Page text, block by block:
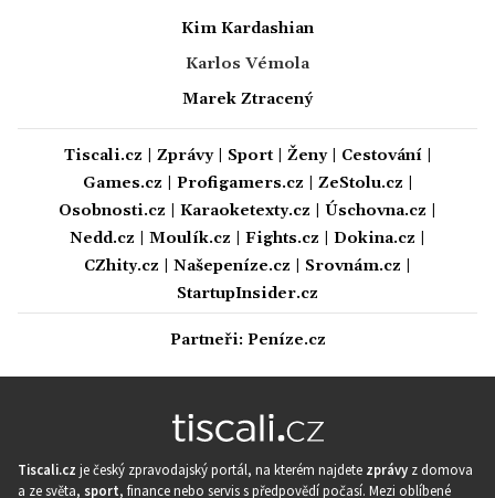
Kim Kardashian
Karlos Vémola
Marek Ztracený
Tiscali.cz Zprávy| Sport| Ženy| Cestování|
Games.cz
Profigamers.cz ZeStolu.cz
Osobnosti.cz
Karaoketexty.cz Úschovna.cz
Nedd.cz
Moulík.cz Fights.cz Dokina.cz
CZhity.cz
Našepeníze.cz Srovnám.cz
StartupInsider.cz
Partneři: Peníze.cz
Tiscali.cz je český zpravodajský portál, na kterém najdete zprávy z domova
a ze světa, sport, finance nebo servis s předpovědí počasí. Mezi oblíbené